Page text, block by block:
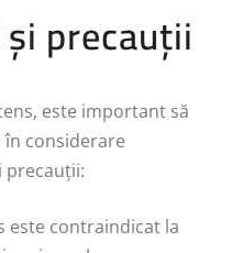
precauții
este important să
considerare
precauții:
este contraindicat la